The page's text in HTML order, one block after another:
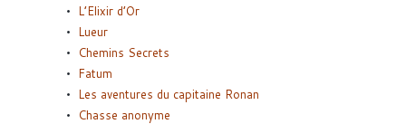
L’Elixir d’Or
Lueur
Chemins Secrets
Fatum
Les aventures du capitaine Ronan
Chasse anonyme